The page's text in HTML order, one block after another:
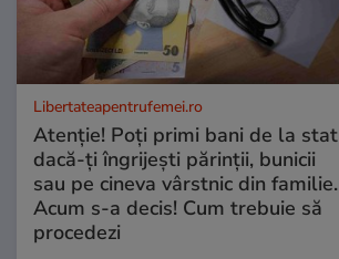
Libertateapentrufemei.ro
Atenție! Poți primi bani de la stat
dacă-ți îngrijești părinții, bunicii
sau pe cineva vârstnic din familie.
Acum s-a decis! Cum trebuie să
procedezi